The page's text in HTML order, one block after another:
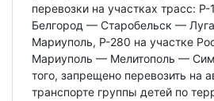
перевозки на участках трасс:
Белгород — Старобельск —
Мариуполь, Р-280 на участке
Мариуполь — Мелитополь —
того, запрещено перевозить на
транспорте группы детей по